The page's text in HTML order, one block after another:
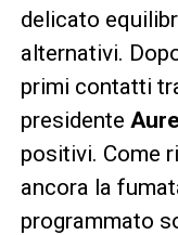
delicato
alternativi.
primi contatti
presidente
positivi. Come
ancora la
programmato